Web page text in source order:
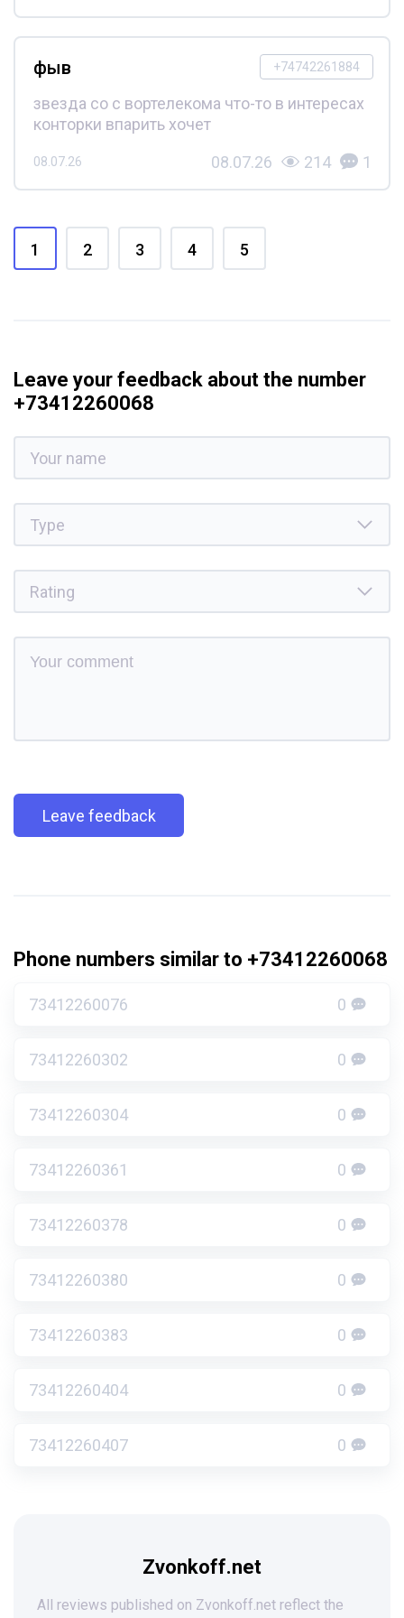
+74742261884
фыв
звезда со с вортелекома что-то в интересах
конторки впарить хочет
08.07.26 08.07.26 214 1
1 2 3 4 5
Leave your feedback about the number
+73412260068
Leave feedback
Phone numbers similar to +73412260068
73412260076 0
73412260302 0
73412260304 0
73412260361 0
73412260378 0
73412260380 0
73412260383 0
73412260404 0
73412260407 0
Zvonkoff.net
All reviews published on Zvonkoff.net reflect the